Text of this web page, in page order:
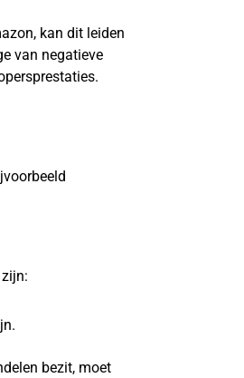
kan dit leiden
van negatieve
bezit, moet